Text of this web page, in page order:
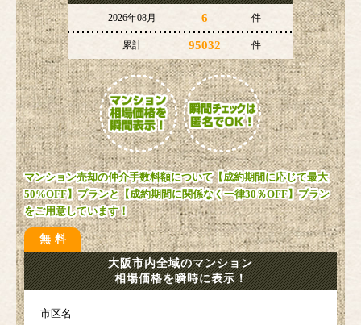
2026年08月 6 件
累計 95032 件
マンション売却の仲介手数料額について【成約期間に応じて最大
50%OFF】プランと【成約期間に関係なく一律30％OFF】プラン
をご用意しています！
無料
大阪市内全域のマンション
相場価格を瞬時に表示！
市区名